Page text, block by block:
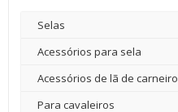
Selas
Acessórios para sela
Acessórios de lã de carneiro
Para cavaleiros